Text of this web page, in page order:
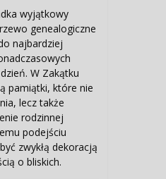
wyjątkowy
genealogiczne
najbardziej
W Zakątku
pamiątki, które nie
lecz także
rodzinnej
podejściu
zwykłą dekoracją
o bliskich.